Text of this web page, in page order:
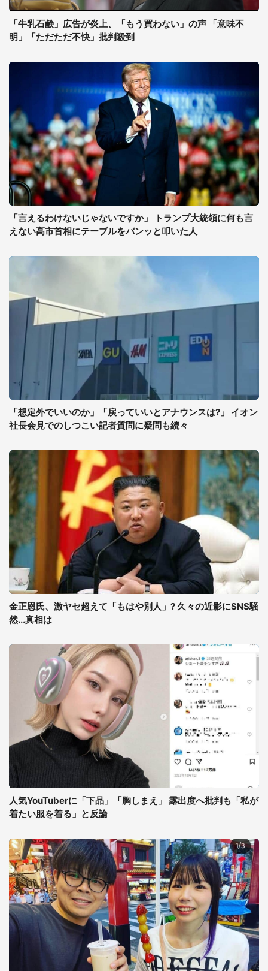
「牛乳石鹸」広告が炎上、「もう買わない」の声 「意味不
明」「ただただ不快」批判殺到
「言えるわけないじゃないですか」 トランプ大統領に何も言
えない高市首相にテーブルをバンッと叩いた人
「想定外でいいのか」「戻っていいとアナウンスは?」 イオン
社長会見でのしつこい記者質問に疑問も続々
金正恩氏、激ヤセ超えて「もはや別人」? 久々の近影にSNS騒
然...真相は
人気YouTuberに「下品」「胸しまえ」 露出度へ批判も「私が
着たい服を着る」と反論